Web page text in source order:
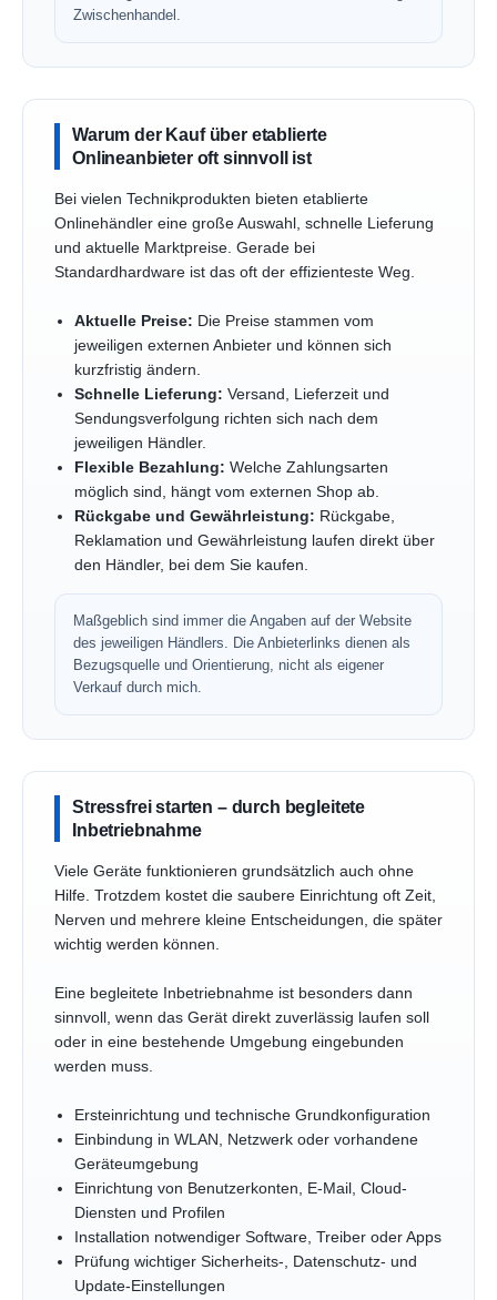
Zwischenhandel.
Warum der Kauf über etablierte
Onlineanbieter oft sinnvoll ist
Bei vielen Technikprodukten bieten etablierte
Onlinehändler eine große Auswahl, schnelle Lieferung
und aktuelle Marktpreise. Gerade bei
Standardhardware ist das oft der effizienteste Weg.
Aktuelle Preise: Die Preise stammen vom
jeweiligen externen Anbieter und können sich
kurzfristig ändern.
Schnelle Lieferung: Versand, Lieferzeit und
Sendungsverfolgung richten sich nach dem
jeweiligen Händler.
Flexible Bezahlung: Welche Zahlungsarten
möglich sind, hängt vom externen Shop ab.
Rückgabe und Gewährleistung: Rückgabe,
Reklamation und Gewährleistung laufen direkt über
den Händler, bei dem Sie kaufen.
Maßgeblich sind immer die Angaben auf der Website
des jeweiligen Händlers. Die Anbieterlinks dienen als
Bezugsquelle und Orientierung, nicht als eigener
Verkauf durch mich.
Stressfrei starten – durch begleitete
Inbetriebnahme
Viele Geräte funktionieren grundsätzlich auch ohne
Hilfe. Trotzdem kostet die saubere Einrichtung oft Zeit,
Nerven und mehrere kleine Entscheidungen, die später
wichtig werden können.
Eine begleitete Inbetriebnahme ist besonders dann
sinnvoll, wenn das Gerät direkt zuverlässig laufen soll
oder in eine bestehende Umgebung eingebunden
werden muss.
Ersteinrichtung und technische Grundkonfiguration
Einbindung in WLAN, Netzwerk oder vorhandene
Geräteumgebung
Einrichtung von Benutzerkonten, E-Mail, Cloud-
Diensten und Profilen
Installation notwendiger Software, Treiber oder Apps
Prüfung wichtiger Sicherheits-, Datenschutz- und
Update-Einstellungen